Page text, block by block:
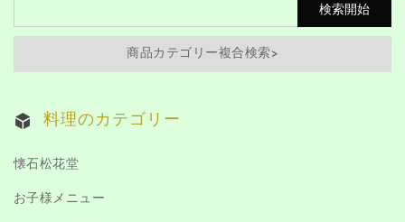
商品カテゴリー複合検索>
料理のカテゴリー
懐石松花堂
お子様メニュー